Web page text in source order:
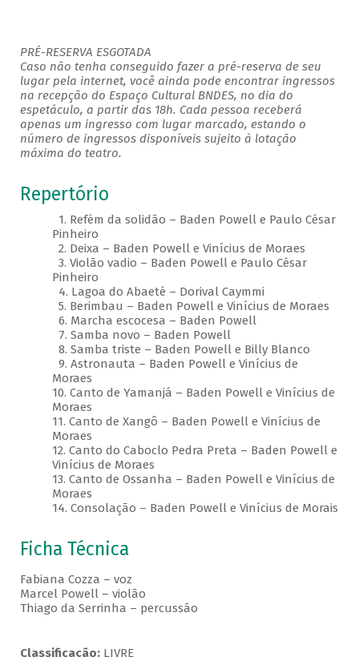
PRÉ-RESERVA ESGOTADA
Caso não tenha conseguido fazer a pré-reserva de seu
lugar pela internet, você ainda pode encontrar ingressos
na recepção do Espaço Cultural BNDES, no dia do
espetáculo, a partir das 18h. Cada pessoa receberá
apenas um ingresso com lugar marcado, estando o
número de ingressos disponíveis sujeito à lotação
máxima do teatro.
Repertório
1. Refém da solidão – Baden Powell e Paulo César
Pinheiro
2. Deixa – Baden Powell e Vinícius de Moraes
3. Violão vadio – Baden Powell e Paulo César
Pinheiro
4. Lagoa do Abaeté – Dorival Caymmi
5. Berimbau – Baden Powell e Vinícius de Moraes
6. Marcha escocesa – Baden Powell
7. Samba novo – Baden Powell
8. Samba triste – Baden Powell e Billy Blanco
9. Astronauta – Baden Powell e Vinícius de
Moraes
10. Canto de Yamanjá – Baden Powell e Vinícius de
Moraes
11. Canto de Xangô – Baden Powell e Vinícius de
Moraes
12. Canto do Caboclo Pedra Preta – Baden Powell e
Vinícius de Moraes
13. Canto de Ossanha – Baden Powell e Vinícius de
Moraes
14. Consolação – Baden Powell e Vinícius de Morais
Ficha Técnica
Fabiana Cozza – voz
Marcel Powell – violão
Thiago da Serrinha – percussão
Classificação: LIVRE